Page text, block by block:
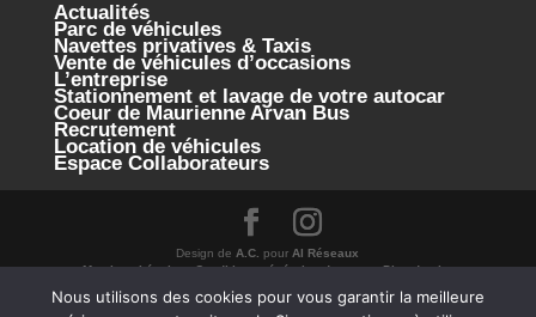
Actualités
Parc de véhicules
Navettes privatives & Taxis
Vente de véhicules d’occasions
L’entreprise
Stationnement et lavage de votre autocar
Coeur de Maurienne Arvan Bus
Recrutement
Location de véhicules
Espace Collaborateurs
Design deA.C. pourAl Réseaux
Mentions Légales
Conditions générales de vente Plan du site
Nous utilisons des cookies pour vous garantir la meilleure